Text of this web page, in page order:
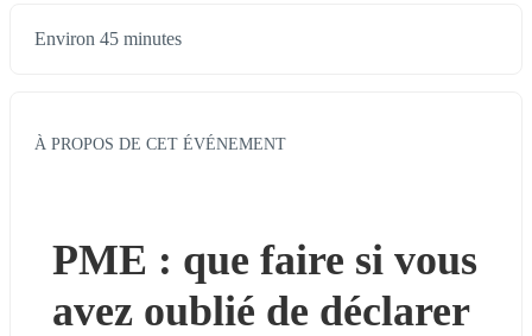
Environ 45 minutes
À PROPOS DE CET ÉVÉNEMENT
PME : que faire si vous
avez oublié de déclarer